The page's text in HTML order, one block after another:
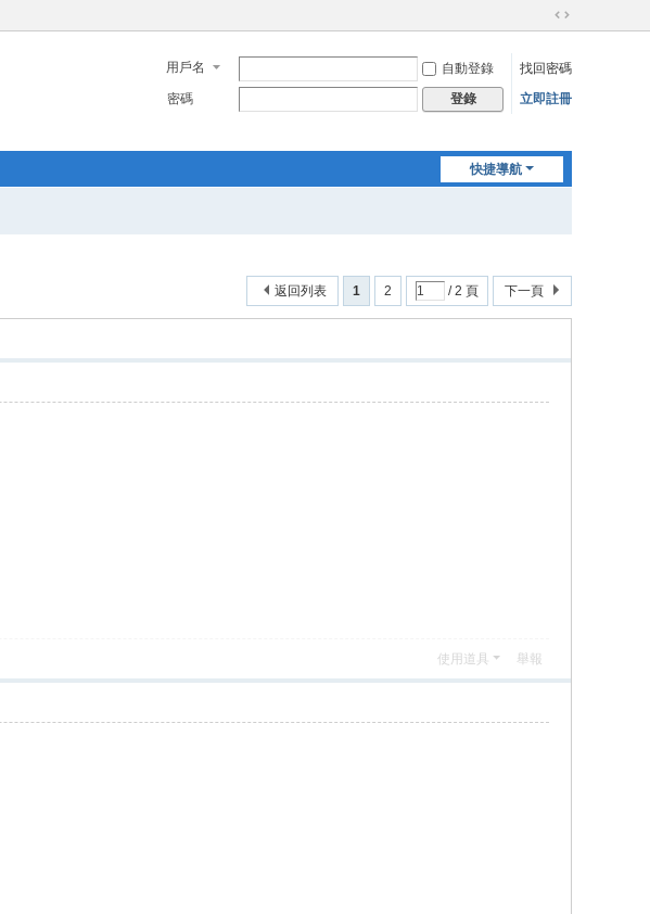
切
到
寬
用戶名 自動登錄
找回密碼
密碼
登錄 立即註冊
快捷導航
1 2 / 2 頁 下一頁
返回列表
使用道具 舉報